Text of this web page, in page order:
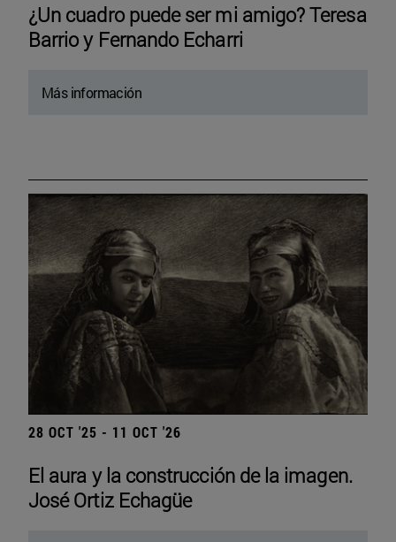
¿Un cuadro puede ser mi amigo? Teresa
Barrio y Fernando Echarri
Más información
28 OCT '25 - 11 OCT '26
El aura y la construcción de la imagen.
José Ortiz Echagüe